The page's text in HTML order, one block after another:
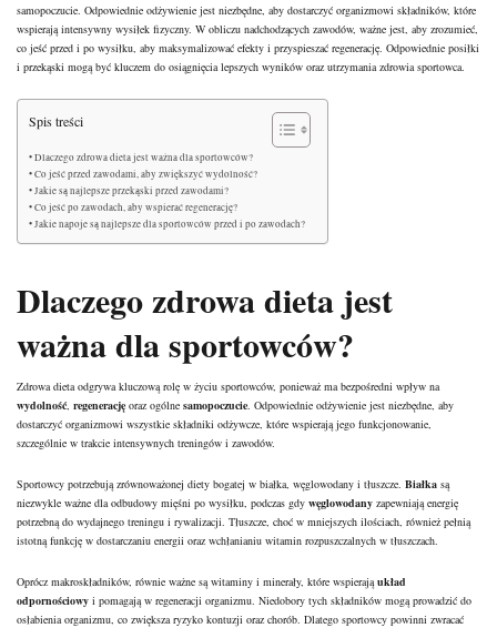
samopoczucie. Odpowiednie odżywienie jest niezbędne, aby dostarczyć organizmowi składników, które
wspierają intensywny wysiłek fizyczny. W obliczu nadchodzących zawodów, ważne jest, aby zrozumieć,
co jeść przed i po wysiłku, aby maksymalizować efekty i przyspieszać regenerację. Odpowiednie posiłki
i przekąski mogą być kluczem do osiągnięcia lepszych wyników oraz utrzymania zdrowia sportowca.
Spis treści
Dlaczego zdrowa dieta jest ważna dla sportowców?
Co jeść przed zawodami, aby zwiększyć wydolność?
Jakie są najlepsze przekąski przed zawodami?
Co jeść po zawodach, aby wspierać regenerację?
Jakie napoje są najlepsze dla sportowców przed i po zawodach?
Dlaczego zdrowa dieta jest
ważna dla sportowców?
Zdrowa dieta odgrywa kluczową rolę w życiu sportowców, ponieważ ma bezpośredni wpływ na
wydolność, regenerację oraz ogólne samopoczucie. Odpowiednie odżywienie jest niezbędne, aby
dostarczyć organizmowi wszystkie składniki odżywcze, które wspierają jego funkcjonowanie,
szczególnie w trakcie intensywnych treningów i zawodów.
Sportowcy potrzebują zrównoważonej diety bogatej w białka, węglowodany i tłuszcze. Białka są
niezwykle ważne dla odbudowy mięśni po wysiłku, podczas gdy węglowodany zapewniają energię
potrzebną do wydajnego treningu i rywalizacji. Tłuszcze, choć w mniejszych ilościach, również pełnią
istotną funkcję w dostarczaniu energii oraz wchłanianiu witamin rozpuszczalnych w tłuszczach.
Oprócz makroskładników, równie ważne są witaminy i minerały, które wspierająukład
odpornościowy i pomagają w regeneracji organizmu. Niedobory tych składników mogą prowadzić do
osłabienia organizmu, co zwiększa ryzyko kontuzji oraz chorób. Dlatego sportowcy powinni zwracać